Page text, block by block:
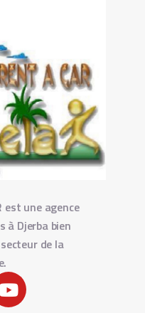
est une agence
à Djerba bien
de la